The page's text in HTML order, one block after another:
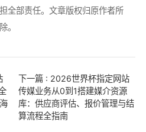
全部责任。文章版权归原作者所
。
下一篇 : 2026世界杯指定网站
传媒业务从0到1搭建媒介资源
库：供应商评估、报价管理与结
算流程全指南